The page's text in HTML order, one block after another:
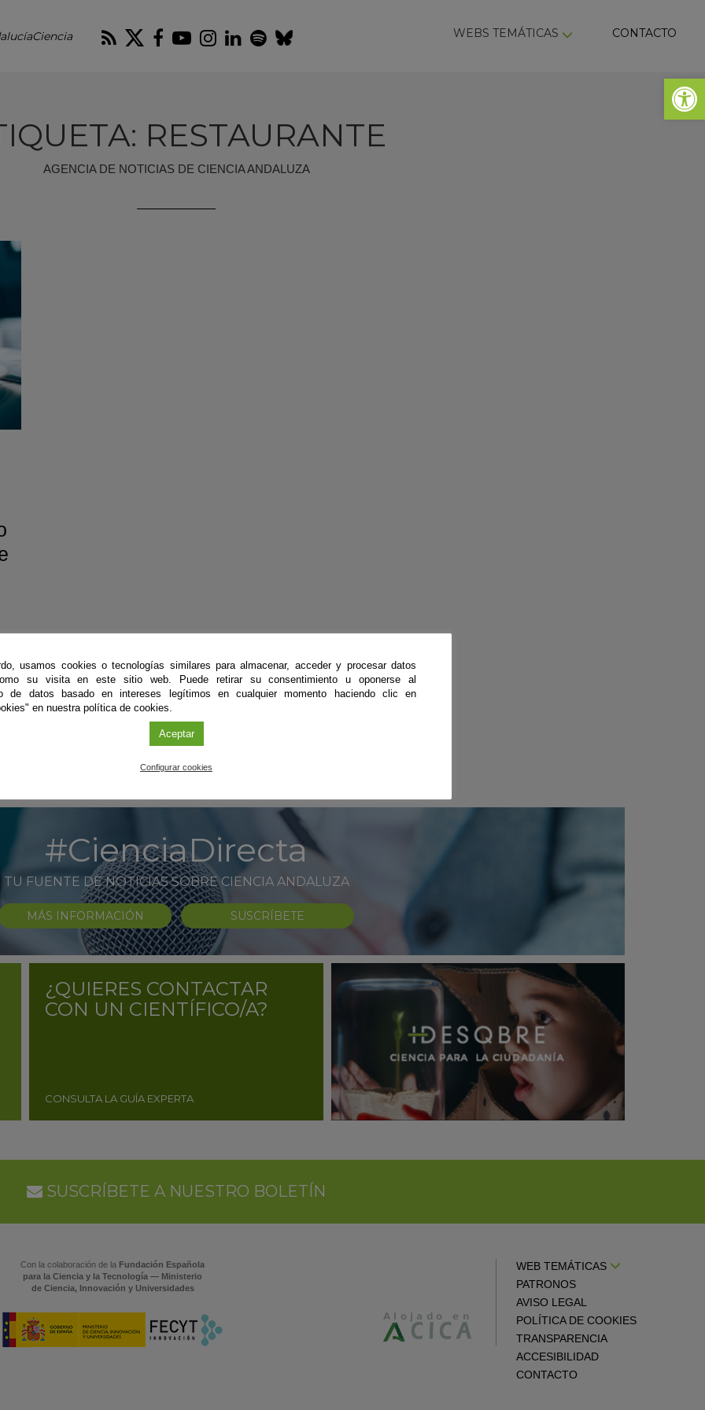
Abrir
RSS Twitter
Facebook
Youtube
Instagram
LinkedIn
Spotify
Bluesky WEBS TEMÁTICAS CONTACTO
RESTAURANTE
AGENCIA DE NOTICIAS DE CIENCIA ANDALUZA
#CienciaDirecta
TU FUENTE DE NOTICIAS SOBRE CIENCIA ANDALUZA
MÁS INFORMACIÓN SUSCRÍBETE
¿QUIERES CONTACTAR
CON UN CIENTÍFICO/A?
CONSULTA LA GUÍA EXPERTA
SUSCRÍBETE A NUESTRO BOLETÍN
Con la colaboración de la Fundación Española
para la Ciencia y la Tecnología — Ministerio
de Ciencia, Innovación y Universidades
WEB TEMÁTICAS
PATRONOS
AVISO LEGAL
POLÍTICA DE COOKIES
TRANSPARENCIA
ACCESIBILIDAD
CONTACTO
usamos cookies o tecnologías similares para almacenar, acceder y procesar datos
su visita en este sitio web. Puede retirar su consentimiento u oponerse al
de datos basado en intereses legítimos en cualquier momento haciendo clic en
en nuestra política de cookies.
Aceptar
Configurar cookies